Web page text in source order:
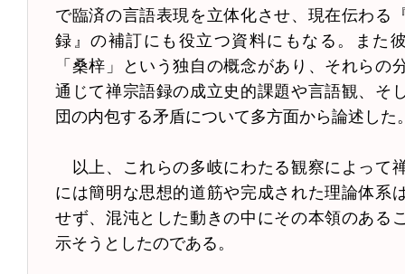
で臨済の言語表現を立体化させ、現在伝わる
録』の補訂にも役立つ資料にもなる。また
「桑梓」という独自の概念があり、それらの
通じて禅宗語録の成立史的課題や言語観、そ
団の内包する矛盾について多方面から論述した
以上、これらの多岐にわたる観察によって
には簡明な思想的道筋や完成された理論体系
せず、混沌とした動きの中にその本領のある
示そうとしたのである。